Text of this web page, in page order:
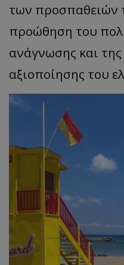
των προσπαθειών
προώθηση του
ανάγνωσης και
αξιοποίησης του